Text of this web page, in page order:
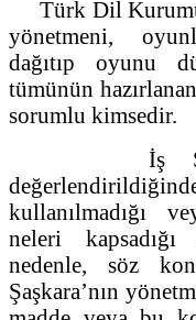
Türk Dil
yönetmeni,
dağıtıp oyunu
tümünün
sorumlu kimsedir.
İş
kullanılmadığı
neleri
nedenle, söz
Şaşkara’nın